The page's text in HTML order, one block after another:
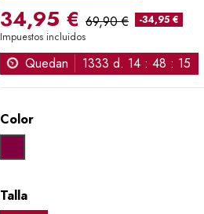
34,95 € 69,90 € -34,95 €
Impuestos incluidos
Quedan 1333 d. 14 :48 : 14
Color
Talla